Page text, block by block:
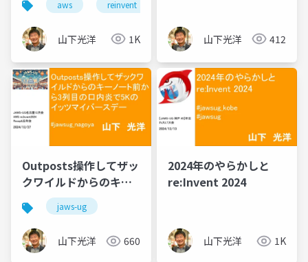
aws reinvent
山下光洋 1K 山下光洋 412
Outposts操作してザッ
クワイルドからのキー
ノート前から3列目の口
内炎で5Kのイッツマイ
バースデー
jaws-ug
山下光洋 660
2024年のやらかしと
re:Invent 2024
山下光洋 1K